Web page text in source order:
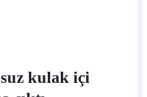
kulak içi